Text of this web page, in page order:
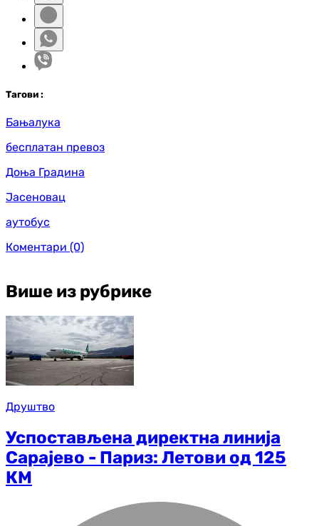
Тагови :
Бањалука
бесплатан превоз
Доња Градина
Јасеновац
аутобус
Коментари (0)
Више из рубрике
Друштво
Успостављена директна линија
Сарајево - Париз: Летови од 125
КМ